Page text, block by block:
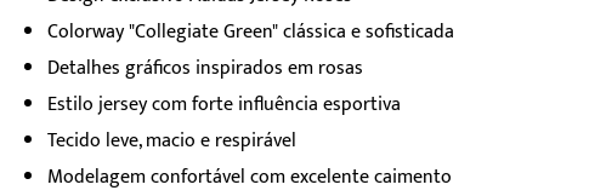
Colorway "Collegiate Green" clássica e sofisticada
Detalhes gráficos inspirados em rosas
Estilo jersey com forte influência esportiva
Tecido leve, macio e respirável
Modelagem confortável com excelente caimento